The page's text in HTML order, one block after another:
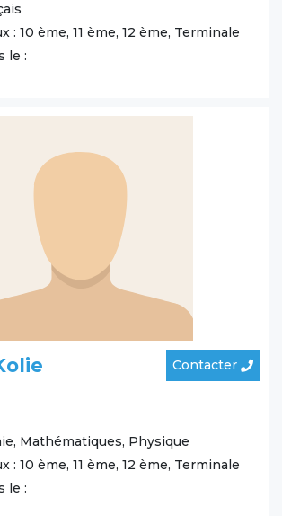
: 10 ème, 11 ème, 12 ème, Terminale
le :
Contacter
Mathématiques, Physique
: 10 ème, 11 ème, 12 ème, Terminale
le :